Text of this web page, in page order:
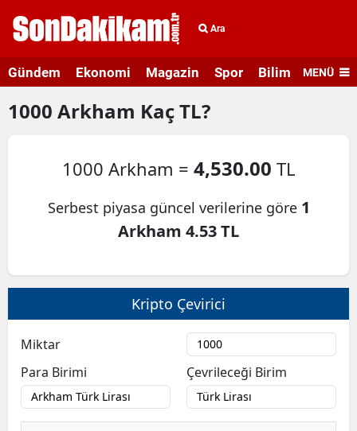
Ara
Gündem Ekonomi Magazin Spor Bilim veMENÜ
1000 Arkham Kaç TL?
1000 Arkham = 4,530.00 TL
Serbest piyasa güncel verilerine göre 1
Arkham 4.53 TL
Kripto Çevirici
Miktar
Para Birimi
Çevrileceği Birim